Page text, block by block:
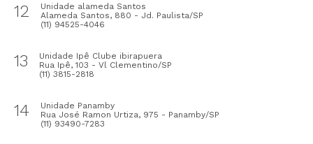
12
Unidade alameda Santos
Alameda Santos, 880 - Jd. Paulista/SP
(11) 94525-4046
13
Unidade Ipê Clube ibirapuera
Rua Ipê, 103 - Vl Clementino/SP
(11) 3815-2818
14
Unidade Panamby
Rua José Ramon Urtiza, 975 - Panamby/SP
(11) 93490-7283